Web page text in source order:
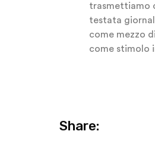
trasmettiamo
testata
come mezzo
come stimolo
Share: